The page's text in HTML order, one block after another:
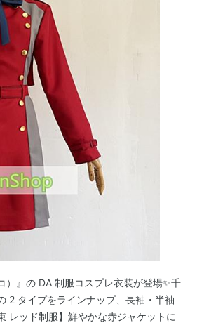
』の DA 制服コスプレ衣装が登場✨千
2 タイプをラインナップ、長袖・半袖
レッド制服】鮮やかな赤ジャケットに